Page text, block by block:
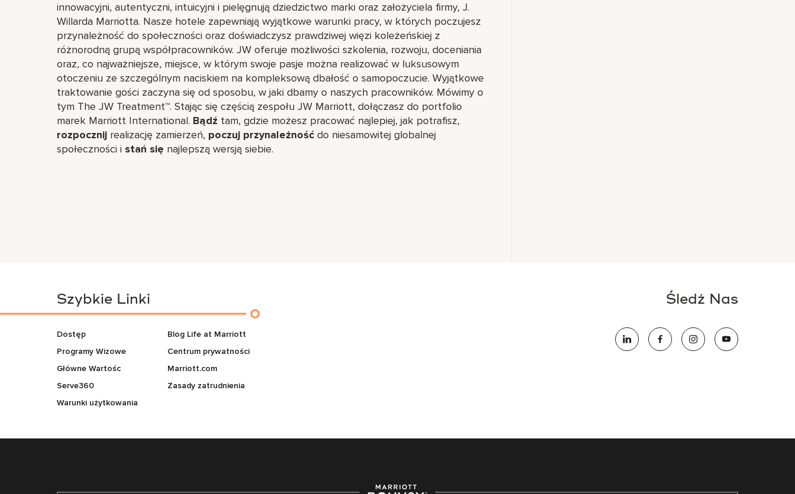
innowacyjni, autentyczni, intuicyjni i pielęgnują dziedzictwo marki oraz założyciela firmy, J.
Willarda Marriotta. Nasze hotele zapewniają wyjątkowe warunki pracy, w których poczujesz
przynależność do społeczności oraz doświadczysz prawdziwej więzi koleżeńskiej z
różnorodną grupą współpracowników. JW oferuje możliwości szkolenia, rozwoju, doceniania
oraz, co najważniejsze, miejsce, w którym swoje pasje można realizować w luksusowym
otoczeniu ze szczególnym naciskiem na kompleksową dbałość o samopoczucie. Wyjątkowe
traktowanie gości zaczyna się od sposobu, w jaki dbamy o naszych pracowników. Mówimy o
tym The JW Treatment™. Stając się częścią zespołu JW Marriott, dołączasz do portfolio
marek Marriott International. Bądź tam, gdzie możesz pracować najlepiej, jak potrafisz,
rozpocznij realizację zamierzeń, poczuj przynależność do niesamowitej globalnej
społeczności i stań się najlepszą wersją siebie.
Szybkie Linki
Dostęp
Programy Wizowe
Główne Wartośc
Serve360
Warunki użytkowania
Blog Life at Marriott
Centrum prywatności
Marriott.com
Zasady zatrudnienia
Śledź Nas